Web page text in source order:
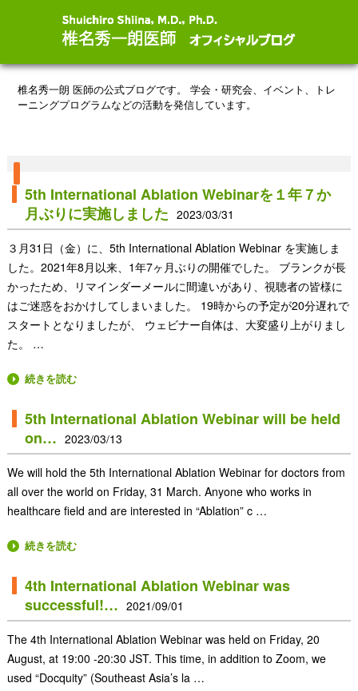
椎名秀一朗 医師の公式ブログです。
学会・研究会、イベント、トレ
ーニングプログラムなどの活動を発信しています。
5th International Ablation Webinarを１年７か
月ぶりに実施しました 2023/03/31
３月31日（金）に、5th International Ablation Webinar を実施しま
した。2021年8月以来、1年7ヶ月ぶりの開催でした。 ブランクが長
かったため、リマインダーメールに間違いがあり、視聴者の皆様に
はご迷惑をおかけしてしまいました。 19時からの予定が20分遅れで
スタートとなりましたが、 ウェビナー自体は、大変盛り上がりまし
た。 …
続きを読む
5th International Ablation Webinar will be held
on… 2023/03/13
We will hold the 5th International Ablation Webinar for doctors from
all over the world on Friday, 31 March. Anyone who works in
healthcare field and are interested in “Ablation” c …
続きを読む
4th International Ablation Webinar was
successful!… 2021/09/01
The 4th International Ablation Webinar was held on Friday, 20
August, at 19:00 -20:30 JST. This time, in addition to Zoom, we
used “Docquity” (Southeast Asia’s la …